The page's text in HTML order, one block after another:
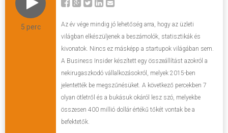
5 perc
Az év vége mindig jó lehetőség arra, hogy az üzleti
világban elkészüljenek a beszámolók, statisztikák és
kivonatok. Nincs ez másképp a startupok világában sem.
A Business Insider készített egy összeállítást azokról a
nekirugaszkodó vállalkozásokról, melyek 2015-ben
jelentették be megszűnésüket. A következő percekben 7
olyan ötletről és a bukásuk okáról lesz szó, melyekbe
összesen 400 millió dollár értékű tőkét vontak be a
befektetők.